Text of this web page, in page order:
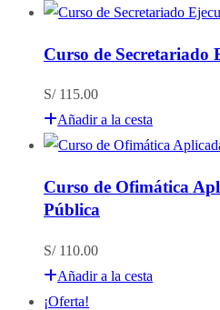
original
S/ 120.00.
actual
S/ 110.00.
Curso de Secretariado
S/115.00
Añadir a la cesta
Curso de Ofimática
Pública
S/110.00
Añadir a la cesta
¡Oferta!